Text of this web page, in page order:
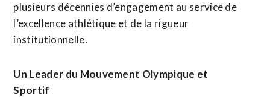
plusieurs décennies d’engagement au service de
l’excellence athlétique et de la rigueur
institutionnelle.
Un Leader du Mouvement Olympique et
Sportif